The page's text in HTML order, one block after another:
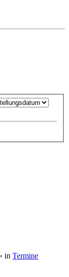
in Termine